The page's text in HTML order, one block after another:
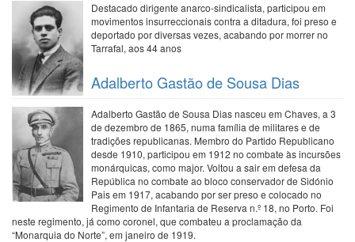
Destacado dirigente anarco-sindicalista, participou em
movimentos insurreccionais contra a ditadura, foi preso e
deportado por diversas vezes, acabando por morrer no
Tarrafal, aos 44 anos
Adalberto Gastão de Sousa Dias
Adalberto Gastão de Sousa Dias nasceu em Chaves, a 3
de dezembro de 1865, numa família de militares e de
tradições republicanas. Membro do Partido Republicano
desde 1910, participou em 1912 no combate às incursões
monárquicas, como major. Voltou a sair em defesa da
República no combate ao bloco conservador de Sidónio
Pais em 1917, acabando por ser preso e colocado no
Regimento de Infantaria de Reserva n.º 18, no Porto. Foi
neste regimento, já como coronel, que combateu a proclamação da
“Monarquia do Norte”, em janeiro de 1919.